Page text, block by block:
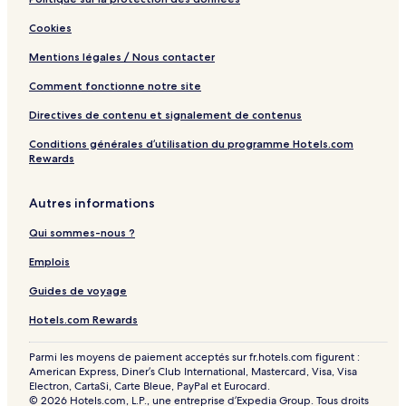
e
i
e
Cookies
Mentions légales / Nous contacter
Comment fonctionne notre site
Directives de contenu et signalement de contenus
Conditions générales d’utilisation du programme Hotels.com
Rewards
Autres informations
Qui sommes-nous ?
Emplois
Guides de voyage
Hotels.com Rewards
Parmi les moyens de paiement acceptés sur fr.hotels.com figurent :
American Express, Diner’s Club International, Mastercard, Visa, Visa
Electron, CartaSi, Carte Bleue, PayPal et Eurocard.
© 2026 Hotels.com, L.P., une entreprise d’Expedia Group. Tous droits